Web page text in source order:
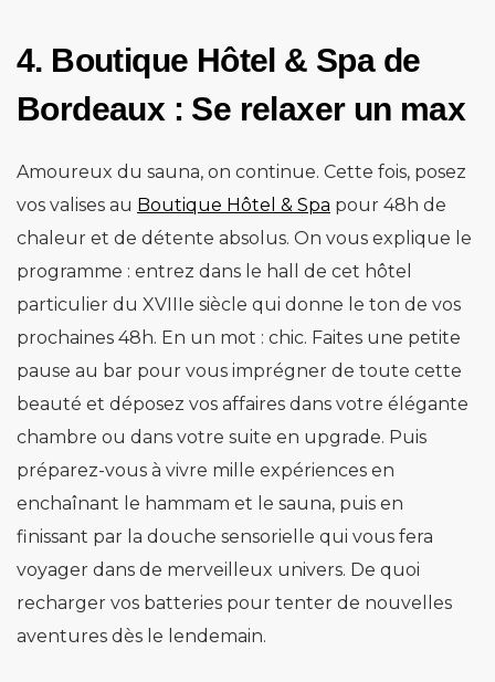
4. Boutique Hôtel & Spa de
Bordeaux : Se relaxer un max
Amoureux du sauna, on continue. Cette fois, posez
vos valises au Boutique Hôtel & Spa pour 48h de
chaleur et de détente absolus. On vous explique le
programme : entrez dans le hall de cet hôtel
particulier du XVIIIe siècle qui donne le ton de vos
prochaines 48h. En un mot : chic. Faites une petite
pause au bar pour vous imprégner de toute cette
beauté et déposez vos affaires dans votre élégante
chambre ou dans votre suite en upgrade. Puis
préparez-vous à vivre mille expériences en
enchaînant le hammam et le sauna, puis en
finissant par la douche sensorielle qui vous fera
voyager dans de merveilleux univers. De quoi
recharger vos batteries pour tenter de nouvelles
aventures dès le lendemain.